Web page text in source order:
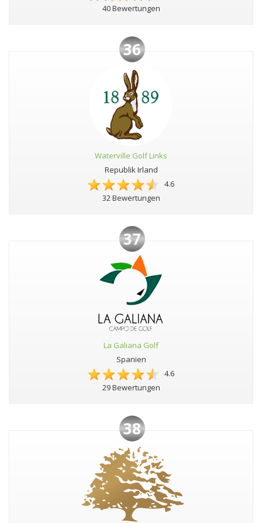
40 Bewertungen
36
Waterville Golf Links
Republik Irland
4.6
32 Bewertungen
37
La Galiana Golf
Spanien
4.6
29 Bewertungen
38